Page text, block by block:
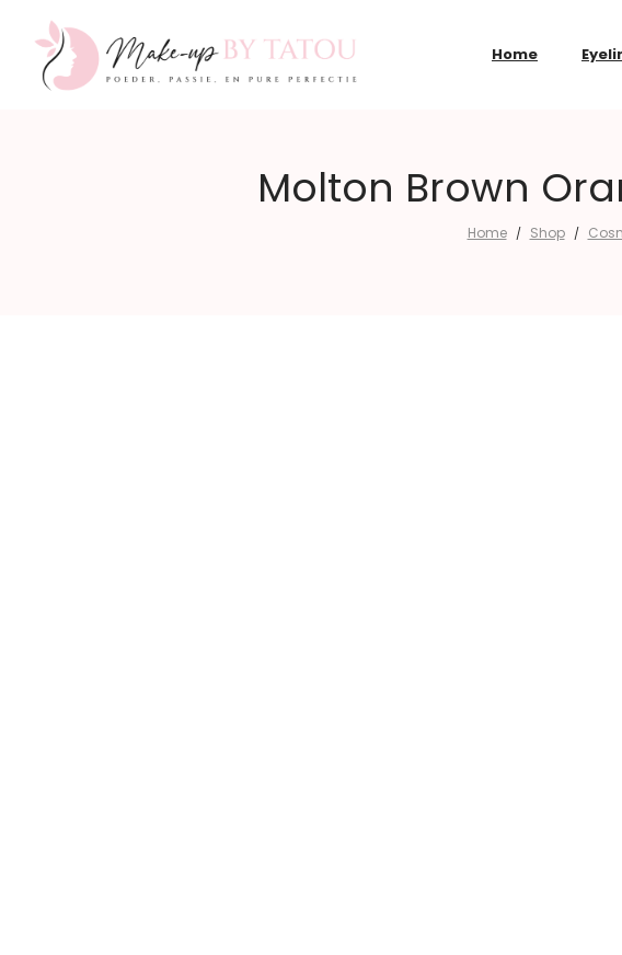
Home
Molton Brown
Home / Shop /